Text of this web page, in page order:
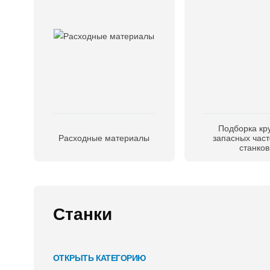
Расходные материалы
Подборка
запасных
станков
Станки
ОТКРЫТЬ КАТЕГОРИЮ